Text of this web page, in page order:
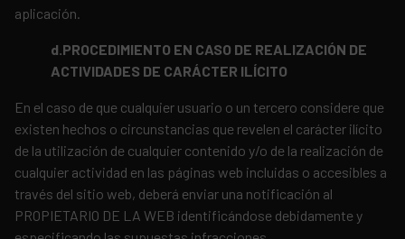
aplicación.
d.PROCEDIMIENTO EN CASO DE REALIZACIÓN DE
ACTIVIDADES DE CARÁCTER ILÍCITO
En el caso de que cualquier usuario o un tercero considere que
existen hechos o circunstancias que revelen el carácter ilícito
de la utilización de cualquier contenido y/o de la realización de
cualquier actividad en las páginas web incluidas o accesibles a
través del sitio web, deberá enviar una notificación al
PROPIETARIO DE LA WEB identificándose debidamente y